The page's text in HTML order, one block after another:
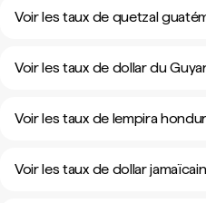
Voir les taux de quetzal
Voir les taux de dollar du
Voir les taux de lempira
Voir les taux de dollar